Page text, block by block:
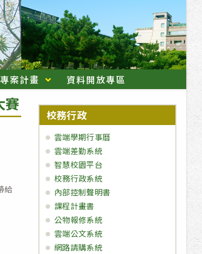
專案計畫 資料開放專區
賽
給
校務行政
雲端學期行事曆
雲端差勤系統
智慧校園平台
校務行政系統
內部控制聲明書
課程計畫書
公物報修系統
雲端公文系統
網路請購系統